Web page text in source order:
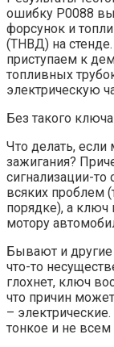
ошибку P0088
форсунок и
(ТНВД) на
приступаем к
топливных
электрическую
Без такого
Что делать,
зажигания?
сигнализации-то
всяких проблем
порядке), а ключ
мотору
Бывают и другие
что-то
глохнет, ключ
что причин
–
тонкое и не всем